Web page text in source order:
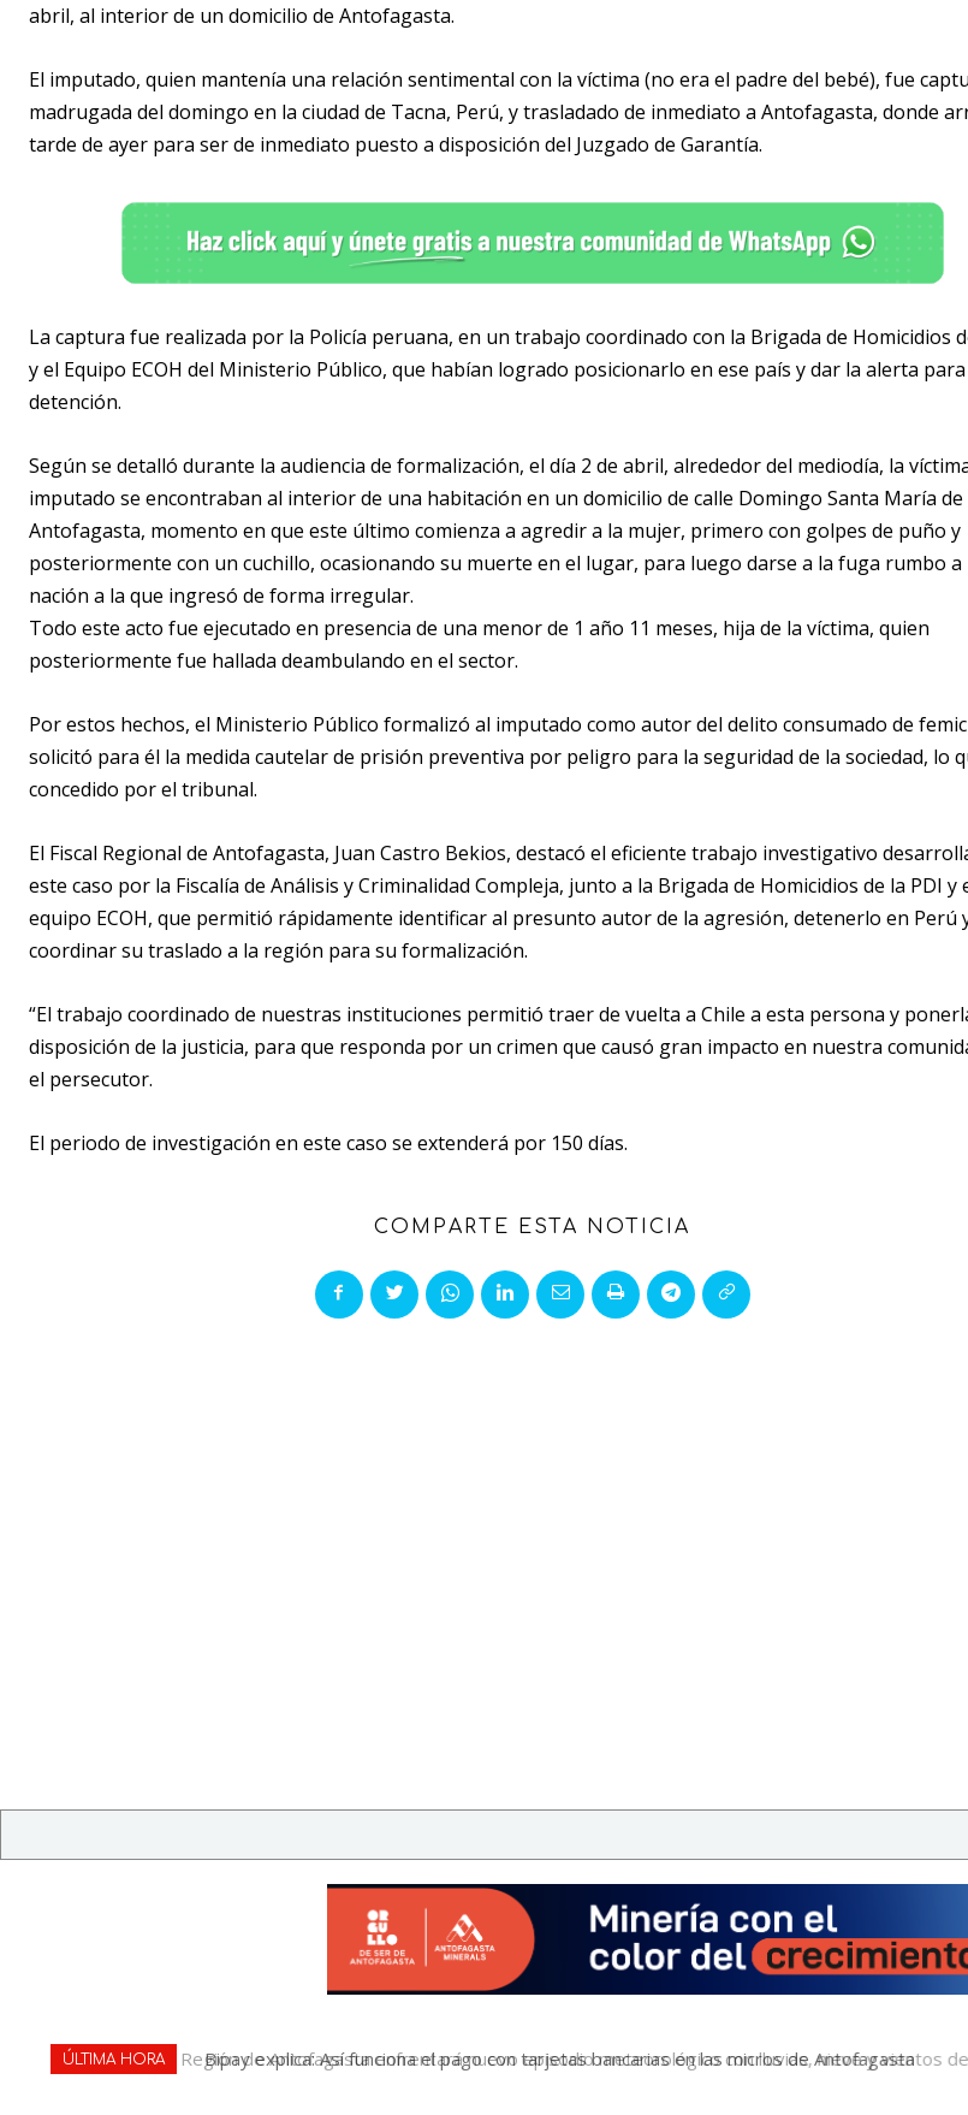
abril, al interior de un domicilio de Antofagasta.
El imputado, quien mantenía una relación sentimental con la víctima (no era el padre del bebé), fue
madrugada del domingo en la ciudad de Tacna, Perú, y trasladado de inmediato a Antofagasta, donde
tarde de ayer para ser de inmediato puesto a disposición del Juzgado de Garantía.
La captura fue realizada por la Policía peruana, en un trabajo coordinado con la Brigada de Homicidios
y el Equipo ECOH del Ministerio Público, que habían logrado posicionarlo en ese país y dar la alerta
detención.
Según se detalló durante la audiencia de formalización, el día 2 de abril, alrededor del mediodía, la
imputado se encontraban al interior de una habitación en un domicilio de calle Domingo Santa María de
Antofagasta, momento en que este último comienza a agredir a la mujer, primero con golpes de puño y
posteriormente con un cuchillo, ocasionando su muerte en el lugar, para luego darse a la fuga rumbo a
nación a la que ingresó de forma irregular.
Todo este acto fue ejecutado en presencia de una menor de 1 año 11 meses, hija de la víctima, quien
posteriormente fue hallada deambulando en el sector.
Por estos hechos, el Ministerio Público formalizó al imputado como autor del delito consumado de
solicitó para él la medida cautelar de prisión preventiva por peligro para la seguridad de la sociedad, lo
concedido por el tribunal.
El Fiscal Regional de Antofagasta, Juan Castro Bekios, destacó el eficiente trabajo investigativo
este caso por la Fiscalía de Análisis y Criminalidad Compleja, junto a la Brigada de Homicidios de la PDI y
equipo ECOH, que permitió rápidamente identificar al presunto autor de la agresión, detenerlo en Perú
coordinar su traslado a la región para su formalización.
“El trabajo coordinado de nuestras instituciones permitió traer de vuelta a Chile a esta persona y
disposición de la justicia, para que responda por un crimen que causó gran impacto en nuestra
el persecutor.
El periodo de investigación en este caso se extenderá por 150 días.
COMPARTE ESTA NOTICIA